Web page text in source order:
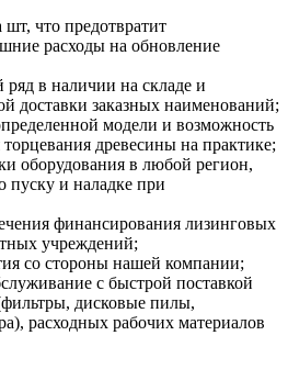
шт, что предотвратит
расходы на обновление
в наличии на складе и
доставки заказных наименований;
модели и возможность
торцевания древесины на практике;
оборудования в любой регион,
пуску и наладке при
финансирования лизинговых
учреждений;
со стороны нашей компании;
с быстрой поставкой
дисковые пилы,
расходных рабочих материалов